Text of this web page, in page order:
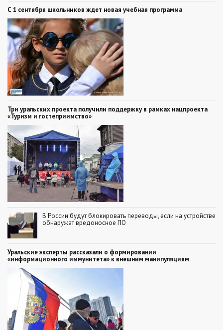
С 1 сентября школьников ждет новая учебная программа
Три уральских проекта получили поддержку в рамках нацпроекта
«Туризм и гостеприимство»
В России будут блокировать переводы, если на устройстве
обнаружат вредоносное ПО
Уральские эксперты рассказали о формировании
«информационного иммунитета» к внешним манипуляциям